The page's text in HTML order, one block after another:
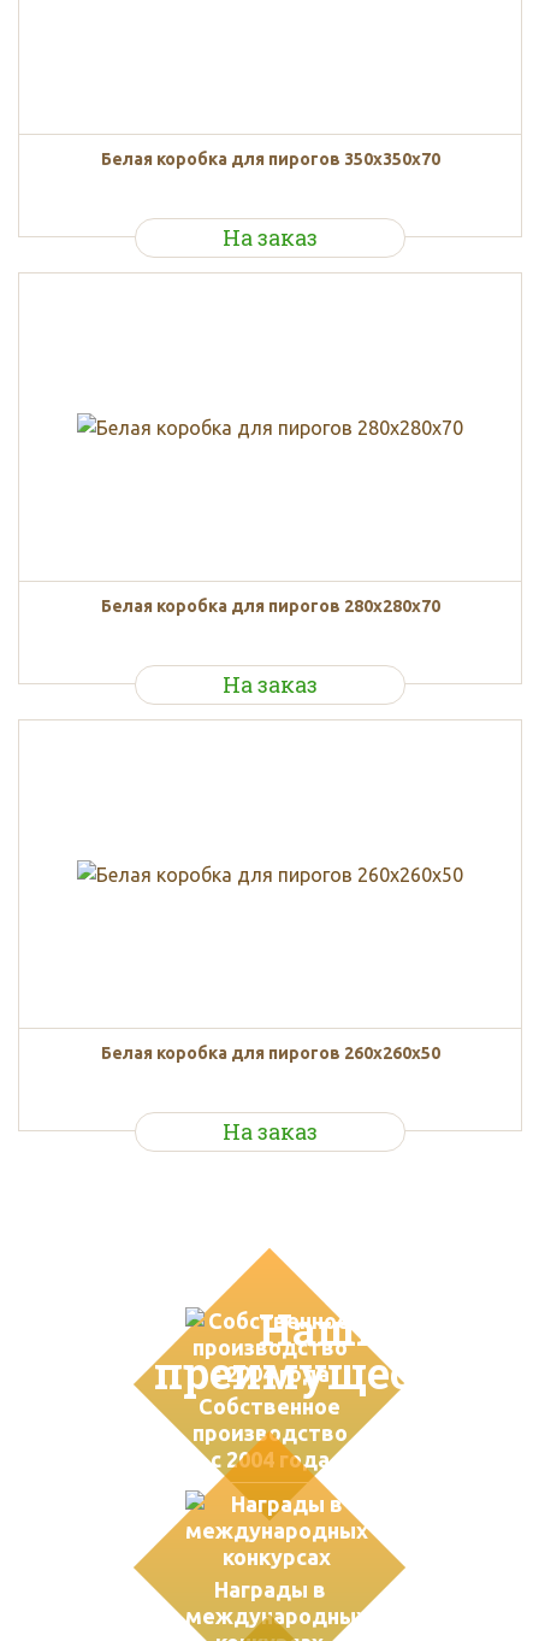
Белая коробка для пирогов 350x350x70
На заказ
Белая коробка для пирогов 280x280x70
На заказ
Белая коробка для пирогов 260x260x50
На заказ
Наши
преимущества
Собственное
производство
с 2004 года
Награды в
международных